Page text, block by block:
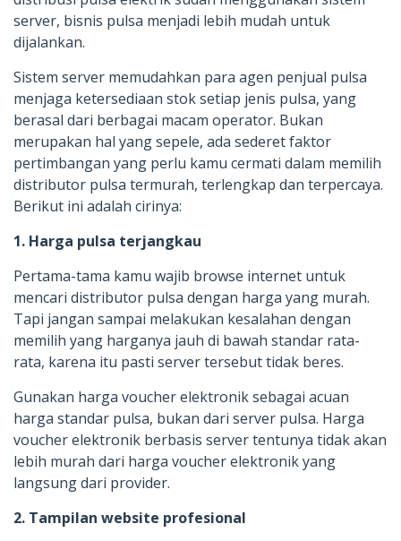
server, bisnis pulsa menjadi lebih mudah untuk
dijalankan.
Sistem server memudahkan para agen penjual pulsa
menjaga ketersediaan stok setiap jenis pulsa, yang
berasal dari berbagai macam operator. Bukan
merupakan hal yang sepele, ada sederet faktor
pertimbangan yang perlu kamu cermati dalam memilih
distributor pulsa termurah, terlengkap dan terpercaya.
Berikut ini adalah cirinya:
1. Harga pulsa terjangkau
Pertama-tama kamu wajib browse internet untuk
mencari distributor pulsa dengan harga yang murah.
Tapi jangan sampai melakukan kesalahan dengan
memilih yang harganya jauh di bawah standar rata-
rata, karena itu pasti server tersebut tidak beres.
Gunakan harga voucher elektronik sebagai acuan
harga standar pulsa, bukan dari server pulsa. Harga
voucher elektronik berbasis server tentunya tidak akan
lebih murah dari harga voucher elektronik yang
langsung dari provider.
2. Tampilan website profesional